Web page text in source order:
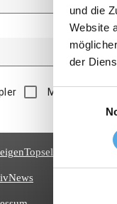
und die
Website
der
Mietstapler
Topseller
News